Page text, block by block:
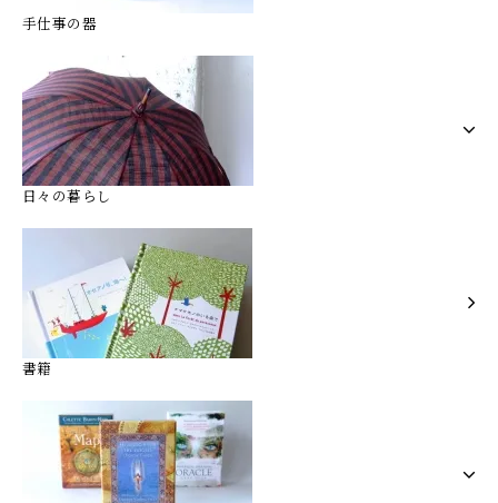
手仕事の器
日々の暮らし
書籍